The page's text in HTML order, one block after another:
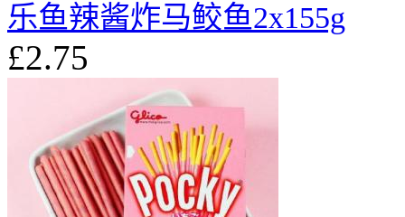
乐鱼辣酱炸马鲛鱼2x155g
£2.75